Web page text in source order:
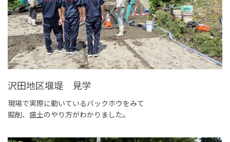
沢田地区堰堤 見学
現場で実際に動いているバックホウをみて
掘削、盛土のやり方がわかりました。